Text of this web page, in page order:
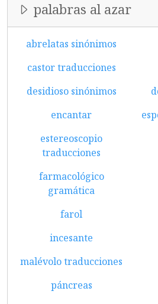
palabras al azar
abrelatas sinónimos
castor traducciones
desidioso sinónimos
encantar
estereoscopio
traducciones
farmacológico
gramática
farol
incesante
malévolo traducciones
páncreas